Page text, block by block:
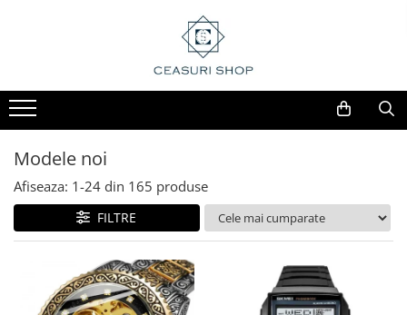
Modele noi
Afiseaza: 1-24 din 165 produse
FILTRE